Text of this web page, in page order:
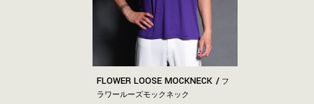
FLOWER LOOSE MOCKNECK
フ
ラワールーズモックネック